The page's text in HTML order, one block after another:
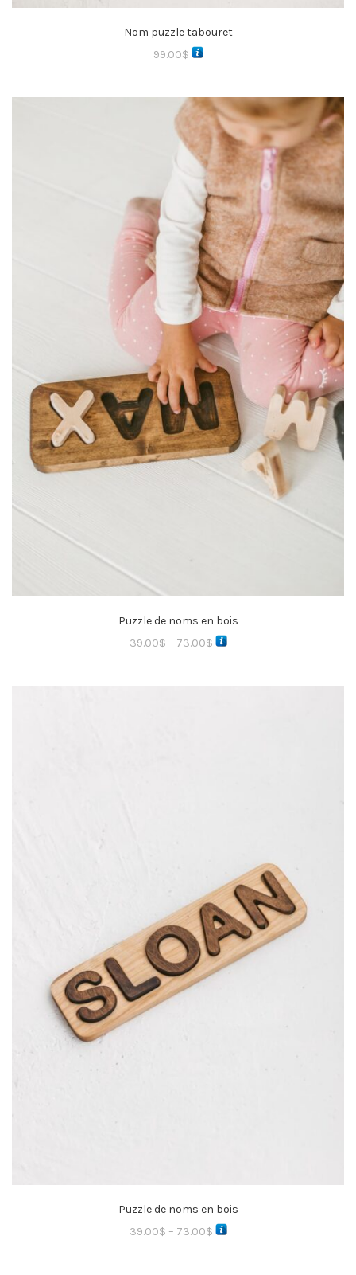
Nom puzzle tabouret
99.00$
Puzzle de noms en bois
39.00$ – 73.00$
Puzzle de noms en bois
39.00$ – 73.00$